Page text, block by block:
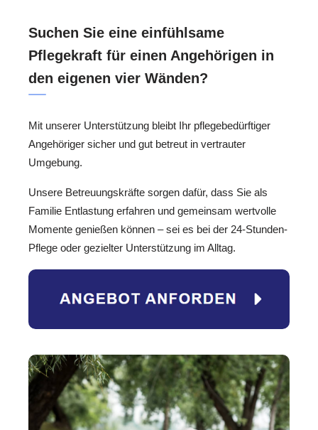
Suchen Sie eine einfühlsame
Pflegekraft für einen Angehörigen in
den eigenen vier Wänden?
Mit unserer Unterstützung bleibt Ihr pflegebedürftiger
Angehöriger sicher und gut betreut in vertrauter
Umgebung.
Unsere Betreuungskräfte sorgen dafür, dass Sie als
Familie Entlastung erfahren und gemeinsam wertvolle
Momente genießen können – sei es bei der 24-Stunden-
Pflege oder gezielter Unterstützung im Alltag.